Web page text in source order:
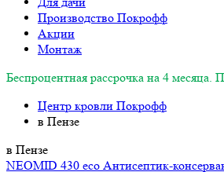
Производство Покрофф
Акции
Монтаж
Беспроцентная рассрочка на 4 месяца.
Центр кровли Покрофф
в Пензе
в Пензе
NEOMID 430 eco Антисептик-